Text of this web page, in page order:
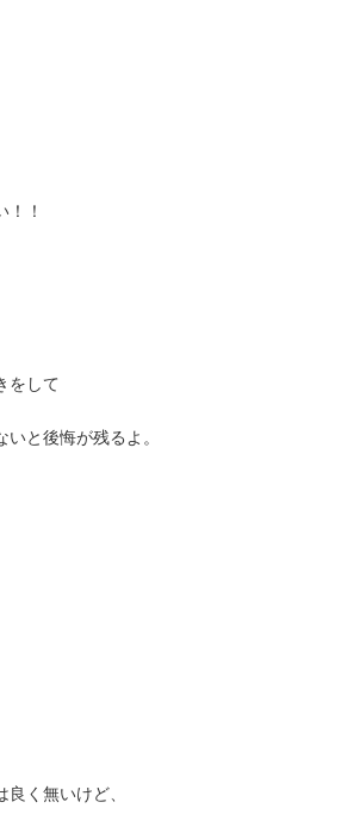
！
をして
と後悔が残るよ。
く無いけど、